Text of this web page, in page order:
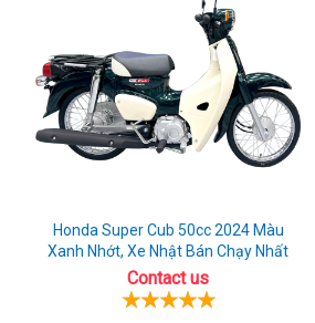
Honda Super Cub 50cc 2024 Màu
Xanh Nhớt, Xe Nhật Bán Chạy Nhất
Contact us